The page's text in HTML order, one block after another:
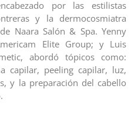
por las estilistas
y la dermocosmiatra
Naara Salón & Spa. Yenny
Elite Group; y Luis
abordó tópicos como:
capilar, peeling capilar, luz,
y la preparación del cabello